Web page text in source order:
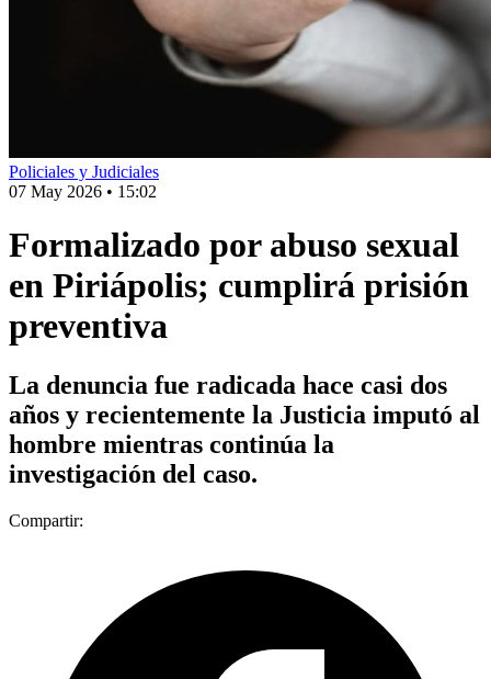
Policiales y Judiciales
07 May 2026 • 15:02
Formalizado por abuso sexual
en Piriápolis; cumplirá prisión
preventiva
La denuncia fue radicada hace casi dos
años y recientemente la Justicia imputó al
hombre mientras continúa la
investigación del caso.
Compartir: